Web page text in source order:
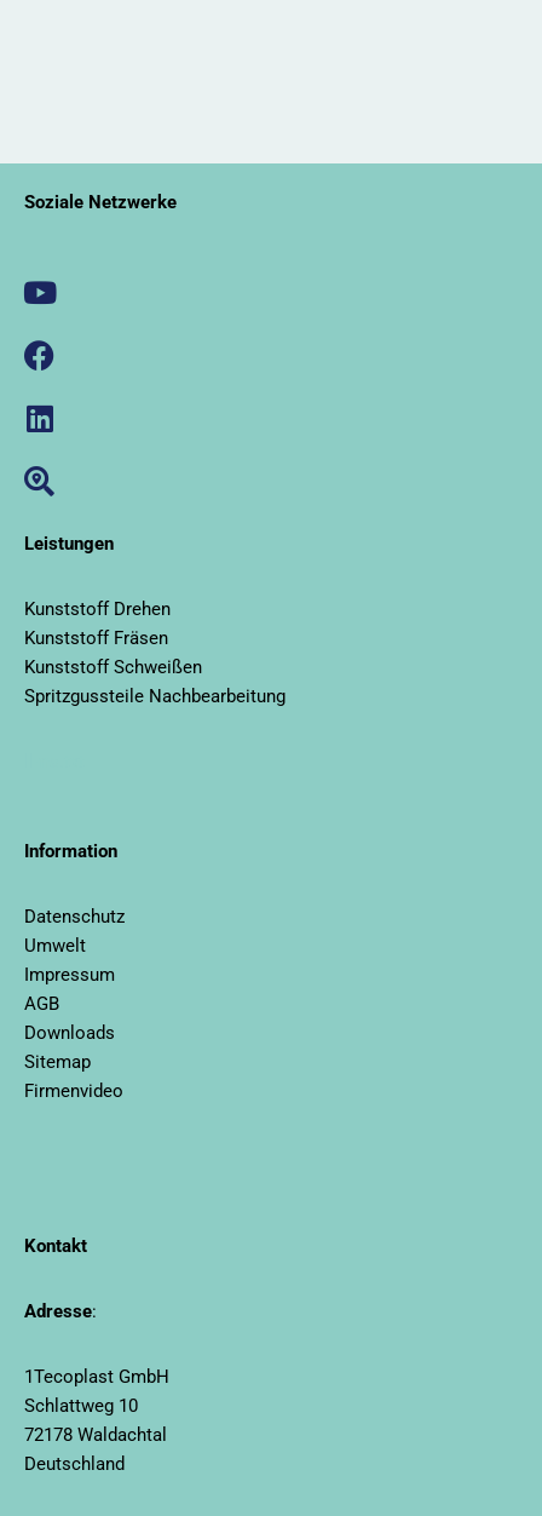
Soziale Netzwerke
Leistungen
Kunststoff Drehen
Kunststoff Fräsen
Kunststoff Schweißen
Spritzgussteile Nachbearbeitung
Information
Datenschutz
Umwelt
Impressum
AGB
Downloads
Sitemap
Firmenvideo
Kontakt
Adresse:
1Tecoplast GmbH
Schlattweg 10
72178 Waldachtal
Deutschland